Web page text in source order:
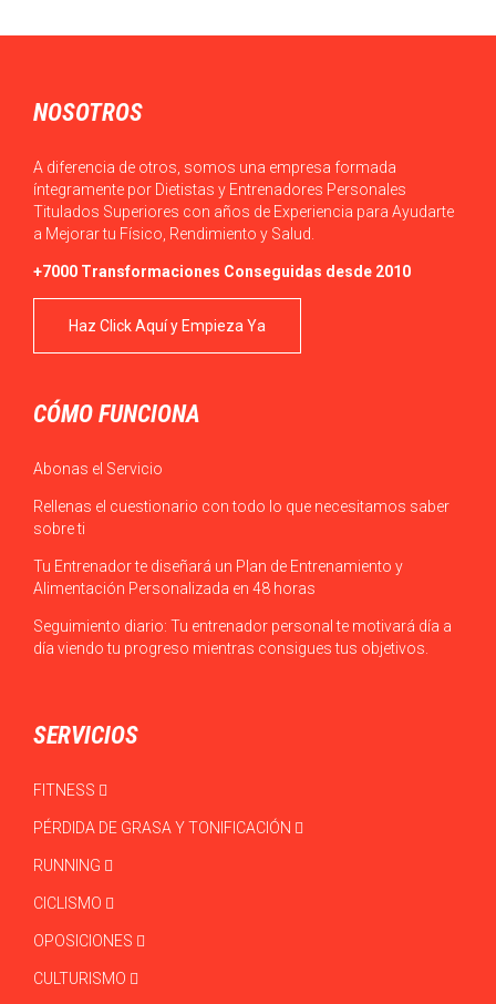
NOSOTROS
A diferencia de otros, somos una empresa formada
íntegramente por Dietistas y Entrenadores Personales
Titulados Superiores con años de Experiencia para Ayudarte
a Mejorar tu Físico, Rendimiento y Salud.
+7000 Transformaciones Conseguidas desde 2010
Haz Click Aquí y Empieza Ya
CÓMO FUNCIONA
Abonas el Servicio
Rellenas el cuestionario con todo lo que necesitamos saber
sobre ti
Tu Entrenador te diseñará un Plan de Entrenamiento y
Alimentación Personalizada en 48 horas
Seguimiento diario: Tu entrenador personal te motivará día a
día viendo tu progreso mientras consigues tus objetivos.
SERVICIOS
FITNESS
PÉRDIDA DE GRASA Y TONIFICACIÓN
RUNNING
CICLISMO
OPOSICIONES
CULTURISMO